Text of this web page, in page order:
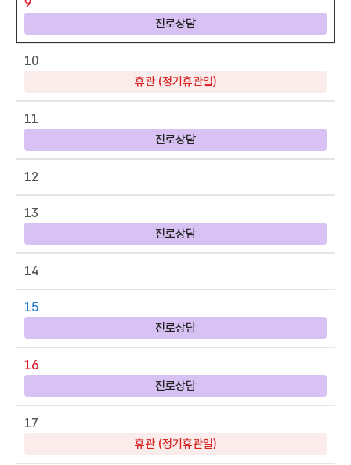
진로상담
10
휴관 (정기휴관일)
11
진로상담
12
13
진로상담
14
15
진로상담
16
진로상담
17
휴관 (정기휴관일)